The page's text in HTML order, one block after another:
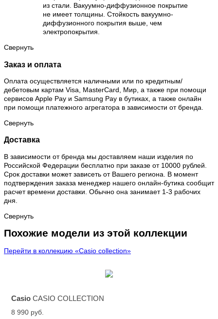
из стали. Вакуумно-диффузионное покрытие
не имеет толщины. Стойкость вакуумно-
диффузионного покрытия выше, чем
электропокрытия.
Свернуть
Заказ и оплата
Оплата осуществляется наличными или по кредитным/
дебетовым картам Visa, MasterCard, Мир, а также при помощи
сервисов Apple Pay и Samsung Pay в бутиках, а также онлайн
при помощи платежного агрегатора в зависимости от бренда.
Свернуть
Доставка
В зависимости от бренда мы доставляем наши изделия по
Российской Федерации бесплатно при заказе от 10000 рублей.
Срок доставки может зависеть от Вашего региона. В момент
подтверждения заказа менеджер нашего онлайн-бутика сообщит
расчет времени доставки. Обычно она занимает 1-3 рабочих
дня.
Свернуть
Похожие модели из этой коллекции
Перейти в коллекцию «Casio collection»
Casio CASIO COLLECTION
8 990 руб.